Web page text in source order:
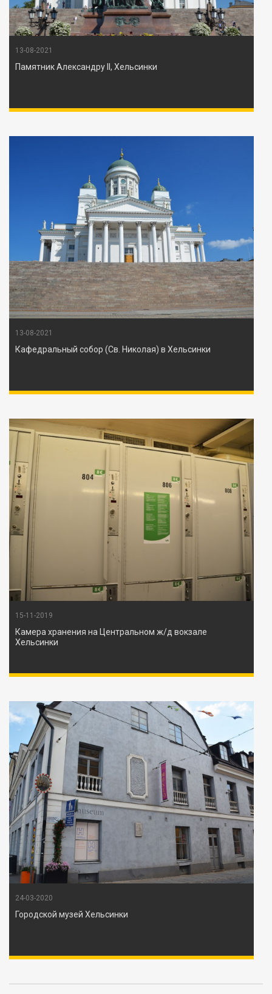
13-08-2021
Памятник Александру II, Хельсинки
13-08-2021
Кафедральный собор (Св. Николая) в Хельсинки
15-11-2019
Камера хранения на Центральном ж/д вокзале
Хельсинки
24-03-2020
Городской музей Хельсинки